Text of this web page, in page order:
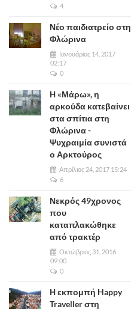
4
Νέο παιδιατρείο στη
Φλώρινα
Ιανουάριος 14, 2017
02:17
0
Η «Μάρω», η
αρκούδα κατεβαίνει
στα σπίτια στη
Φλώρινα -
Ψυχραιμία συνιστά
ο Αρκτούρος
Απρίλιος 24, 2017 15:24
6
Νεκρός 49χρονος
που
καταπλακώθηκε
από τρακτέρ
Οκτώβριος 31, 2016
09:00
0
Η εκπομπή Happy
Traveller στη